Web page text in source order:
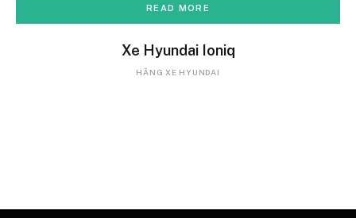
READ MORE
Xe Hyundai Ioniq
HÃNG XE HYUNDAI